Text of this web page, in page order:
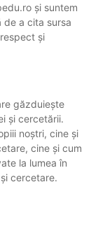
și suntem
de a cita sursa
și
găzduiește
și cercetării.
noștri, cine și
cine și cum
la lumea în
cercetare.